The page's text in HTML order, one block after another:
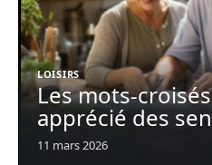
LOISIRS
Les mots-
apprécié des
11 mars 2026